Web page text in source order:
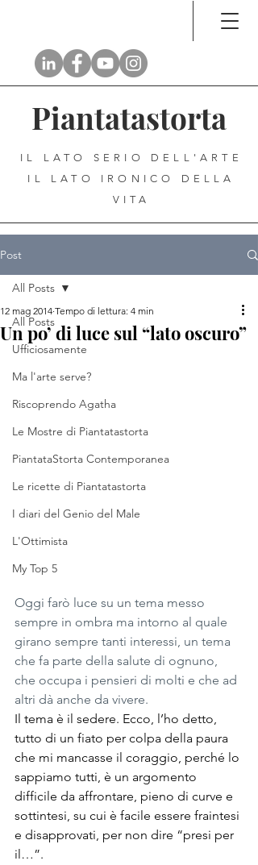
Piantatastorta
IL LATO SERIO DELL'ARTE
IL LATO IRONICO DELLA
VITA
Post
All Posts
Ufficiosamente
Ma l'arte serve?
Riscoprendo Agatha
Le Mostre di Piantatastorta
PiantataStorta Contemporanea
Le ricette di Piantatastorta
I diari del Genio del Male
L'Ottimista
My Top 5
All Posts
Un po’ di luce sul “lato oscuro”
12 mag 2014 Tempo di lettura: 4 min
Oggi farò luce su un tema messo
sempre in ombra ma intorno al quale
girano sempre tanti interessi, un tema
che fa parte della salute di ognuno,
che occupa i pensieri di molti e che ad
altri dà anche da vivere.
Il tema è il sedere. Ecco, l’ho detto,
tutto di un fiato per colpa della paura
che mi mancasse il coraggio, perché lo
sappiamo tutti, è un argomento
difficile da affrontare, pieno di curve e
sottintesi, su cui è facile essere fraintesi
e disapprovati, per non dire “presi per
il…”.